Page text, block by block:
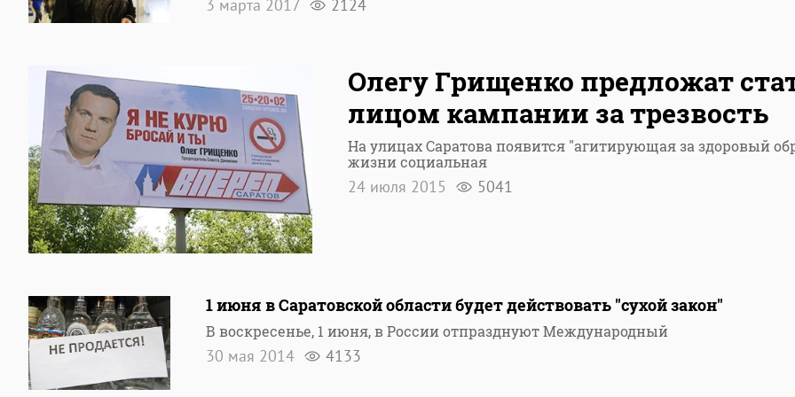
3 марта 2017 2124
Олегу Грищенко предложат
лицом кампании за трезвость
На улицах Саратова появится "агитирующая за здоровый
жизни социальная
24 июля 2015 5041
1 июня в Саратовской области будет действовать "сухой закон"
В воскресенье, 1 июня, в России отпразднуют Международный
30 мая 2014 4133